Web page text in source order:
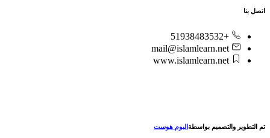
اتصل بنا
+51938483532
mail@islamlearn.net
www.islamlearn.net
تم التطوير والتصميم بواسطة اليوم هوست